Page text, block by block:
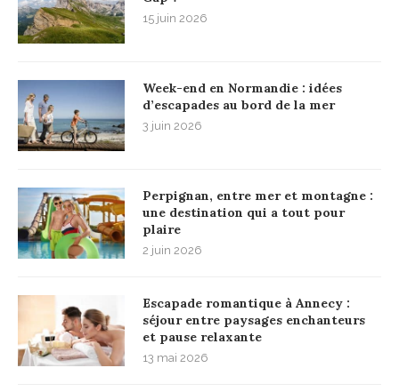
15 juin 2026
Week-end en Normandie : idées
d’escapades au bord de la mer
3 juin 2026
Perpignan, entre mer et montagne :
une destination qui a tout pour
plaire
2 juin 2026
Escapade romantique à Annecy :
séjour entre paysages enchanteurs
et pause relaxante
13 mai 2026